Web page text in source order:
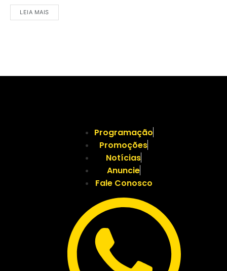
LEIA MAIS
Programação
Promoções
Notícias
Anuncie
Fale Conosco